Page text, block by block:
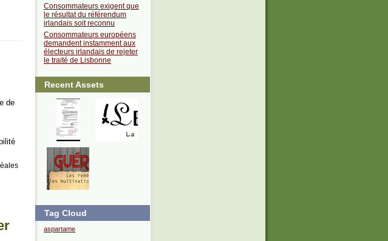
de
Consommateurs exigent que
le résultat du référendum
irlandais soit reconnu
Consommateurs européens
demandent instamment aux
électeurs irlandais de rejeter
le traité de Lisbonne
Recent Assets
Tag Cloud
aspartame